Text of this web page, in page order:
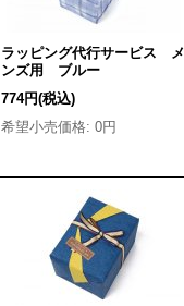
ラッピング代行サービス メ
ンズ用 ブルー
774円(税込)
希望小売価格: 0円